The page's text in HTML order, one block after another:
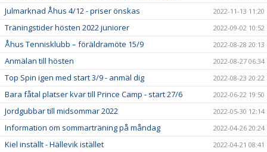
Julmarknad Åhus 4/12 - priser önskas 2022-11-13 11:20
Träningstider hösten 2022 juniorer 2022-09-02 10:52
Åhus Tennisklubb – föräldramöte 15/9 2022-08-28 20:13
Anmälan till hösten 2022-08-27 06:34
Top Spin igen med start 3/9 - anmäl dig 2022-08-23 20:22
Bara fåtal platser kvar till Prince Camp - start 27/6 2022-06-22 19:50
Jordgubbar till midsommar 2022 2022-05-30 12:14
Information om sommarträning på måndag 2022-04-26 20:24
Kiel inställt - Hällevik istället 2022-04-21 08:41